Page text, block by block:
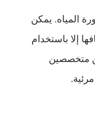
المياه. يمكن
إلا باستخدام
متخصصين